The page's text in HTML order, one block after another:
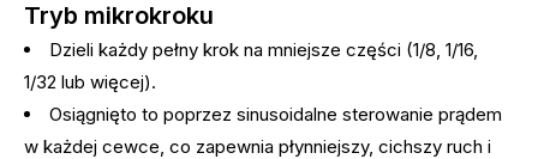
Tryb mikrokroku
Dzieli każdy pełny krok na mniejsze części (1/8, 1/16,
1/32 lub więcej).
Osiągnięto to poprzez sinusoidalne sterowanie prądem
w każdej cewce, co zapewnia płynniejszy, cichszy ruch i